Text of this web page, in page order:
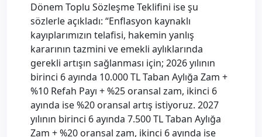
Dönem Toplu Sözleşme Teklifini ise şu
sözlerle açıkladı: “Enflasyon kaynaklı
kayıplarımızın telafisi, hakemin yanlış
kararının tazmini ve emekli aylıklarında
gerekli artışın sağlanması için; 2026 yılının
birinci 6 ayında 10.000 TL Taban Aylığa Zam +
%10 Refah Payı + %25 oransal zam, ikinci 6
ayında ise %20 oransal artış istiyoruz. 2027
yılının birinci 6 ayında 7.500 TL Taban Aylığa
Zam + %20 oransal zam, ikinci 6 ayında ise